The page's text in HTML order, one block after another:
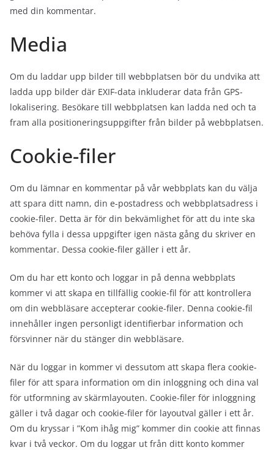
med din kommentar.
Media
Om du laddar upp bilder till webbplatsen bör du undvika att
ladda upp bilder där EXIF-data inkluderar data från GPS-
lokalisering. Besökare till webbplatsen kan ladda ned och ta
fram alla positioneringsuppgifter från bilder på webbplatsen.
Cookie-filer
Om du lämnar en kommentar på vår webbplats kan du välja
att spara ditt namn, din e-postadress och webbplatsadress i
cookie-filer. Detta är för din bekvämlighet för att du inte ska
behöva fylla i dessa uppgifter igen nästa gång du skriver en
kommentar. Dessa cookie-filer gäller i ett år.
Om du har ett konto och loggar in på denna webbplats
kommer vi att skapa en tillfällig cookie-fil för att kontrollera
om din webbläsare accepterar cookie-filer. Denna cookie-fil
innehåller ingen personligt identifierbar information och
försvinner när du stänger din webbläsare.
När du loggar in kommer vi dessutom att skapa flera cookie-
filer för att spara information om din inloggning och dina val
för utformning av skärmlayouten. Cookie-filer för inloggning
gäller i två dagar och cookie-filer för layoutval gäller i ett år.
Om du kryssar i ”Kom ihåg mig” kommer din cookie att finnas
kvar i två veckor. Om du loggar ut från ditt konto kommer